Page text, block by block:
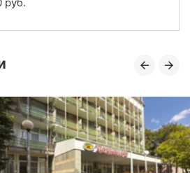
5.0
6 500руб.
5.0
отзывов
руб.